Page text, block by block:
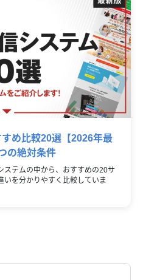
め比較20選【2026年最
の絶対条件
ステムの中から、おすすめの20サ
いを分かりやすく比較していま